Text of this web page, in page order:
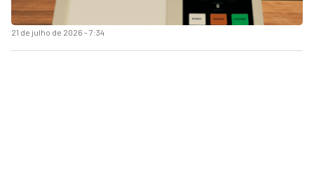
21 de julho de 2026 - 7:34